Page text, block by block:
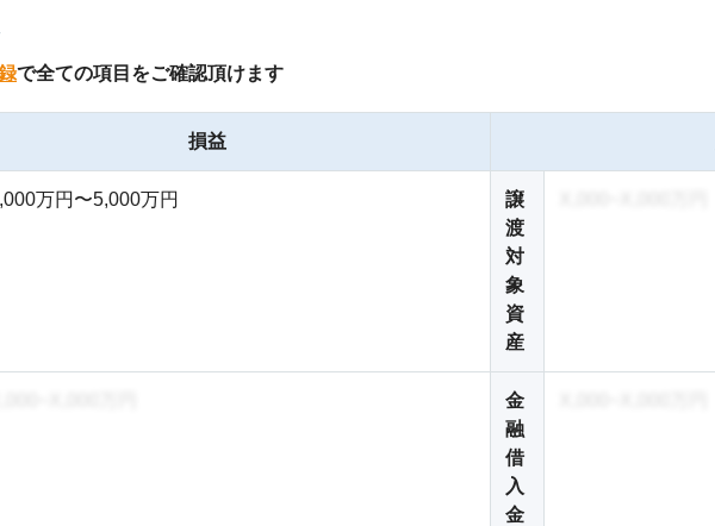
で全ての項目をご確認頂けます
損益
万円〜5,000万円
譲
渡
対
象
資
産
金
融
借
入
金